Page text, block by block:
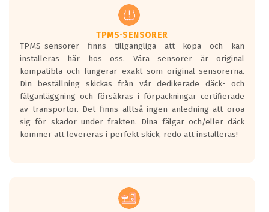
regelverket som introduceras år 2016.
Ett däck med två svarta vågor är redan
godkända för år 2016 nya regelverk.
Ett däck med en svart våg kommer vara
minst tre decibel tystare än det
regelverk som börjar gälla 2016.
TPMS-SENSORER
TPMS-sensorer finns tillgängliga att köpa och kan
installeras här hos oss. Våra sensorer är original
kompatibla och fungerar exakt som original-sensorerna.
Din beställning skickas från vår dedikerade däck- och
fälganläggning och försäkras i förpackningar certifierade
av transportör. Det finns alltså ingen anledning att oroa
sig för skador under frakten. Dina fälgar och/eller däck
kommer att levereras i perfekt skick, redo att installeras!